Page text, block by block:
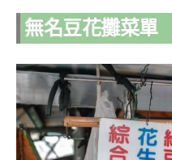
無名豆花攤菜單